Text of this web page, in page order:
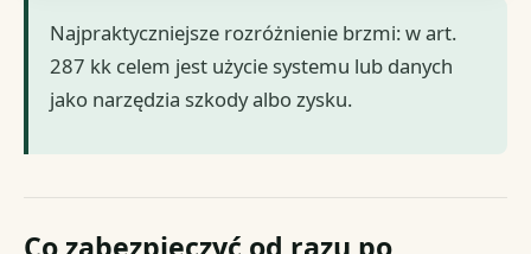
Najpraktyczniejsze rozróżnienie brzmi: w art.
287 kk celem jest użycie systemu lub danych
jako narzędzia szkody albo zysku.
Co zabezpieczyć od razu po